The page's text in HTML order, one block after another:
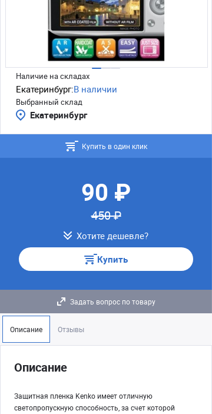
Наличие на складах
Екатеринбург:В наличии
Выбранный склад
Екатеринбург
Купить в один клик
90 ₽
450 ₽
Хотите дешевле?
Купить
Задать вопрос по товару
Описание Отзывы
Описание
Защитная пленка Kenko имеет отличную
светопропускную способность, за счет которой